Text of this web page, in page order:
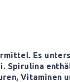
Es
Spirulina
Vitaminen